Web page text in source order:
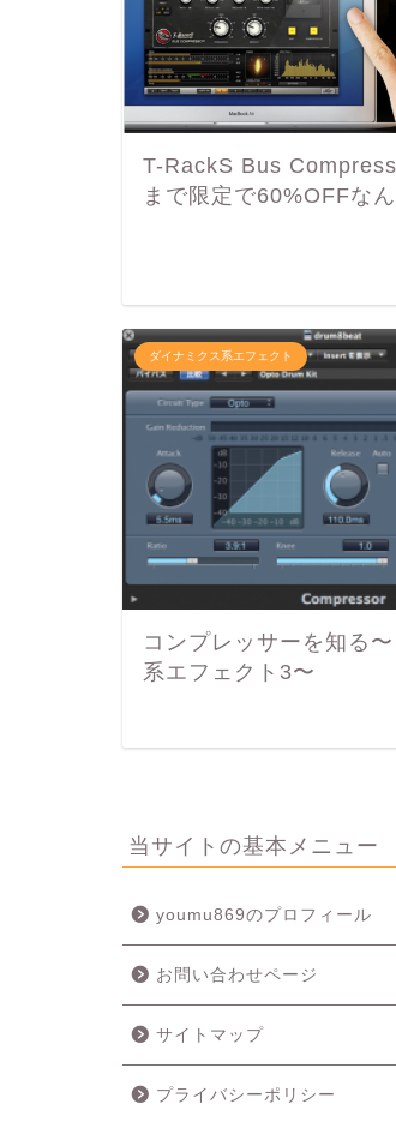
T-RackS Bus
まで限定で60%OFFなん
ダイナミクス系エフェクト
コンプレッサーを知る
系エフェクト3〜
当サイトの基本メニュー
youmu869のプロフィール
お問い合わせページ
サイトマップ
プライバシーポリシー